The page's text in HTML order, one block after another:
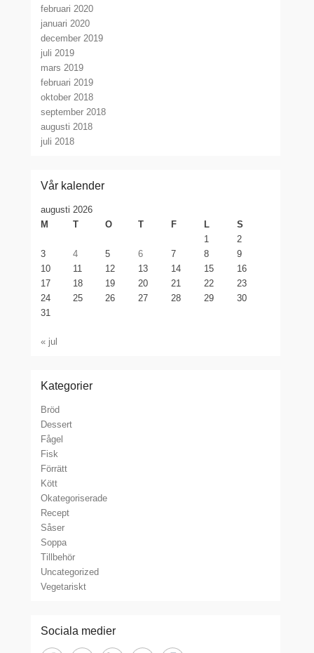
februari 2020
januari 2020
december 2019
juli 2019
mars 2019
februari 2019
oktober 2018
september 2018
augusti 2018
juli 2018
Vår kalender
augusti 2026
M
T O T F L
S
1
2
3
4 5 6 7 8
9
10
11 12 13 14 15
16
17
18 19 20 21 22
23
24
25 26 27 28 29
30
31
« jul
Kategorier
Bröd
Dessert
Fågel
Fisk
Förrätt
Kött
Okategoriserade
Recept
Såser
Soppa
Tillbehör
Uncategorized
Vegetariskt
Sociala medier